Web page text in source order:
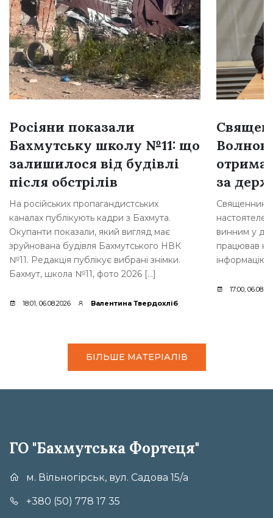
Росіяни показали
Бахмутську школу №11: що
залишилося від будівлі
після обстрілів
На російських пропагандистських
каналах публікують кадри з Бахмута.
Окупанти показали, який вигляд має
зруйнована будівля Бахмутського НВК
№11. Редакція публікує вибрані знімки.
Бахмут, школа №11, фото 2026 […]
18:01, 06.08.2026 Валентина Твердохліб
за
Священника
винним у
працював
інформацію
17:00,
БІЛЬШЕ МАТЕРІАЛІВ
ГО "Бахмутська Фортеця"
м. Вільногірськ, вул. Садова 15/а
+380 (50) 778 17 35